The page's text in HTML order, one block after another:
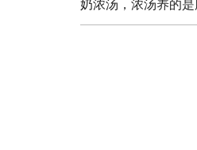
奶浓汤，浓汤养的